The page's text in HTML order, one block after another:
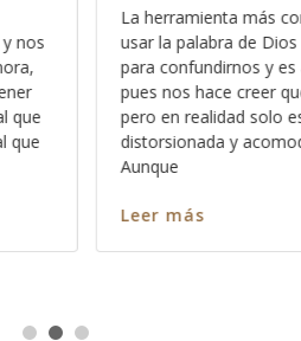
es el
Dios
La paz para
en realidad eso
realidad no tiene
de factores
parte de Dios y
Leer más